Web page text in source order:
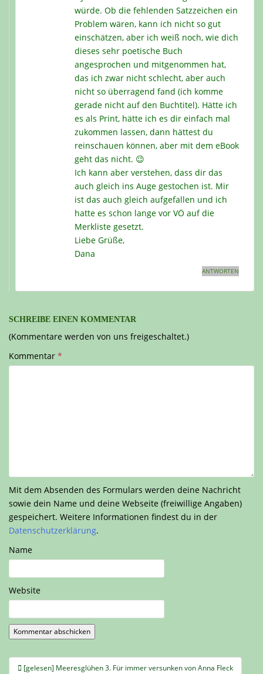
würde. Ob die fehlenden Satzzeichen ein
Problem wären, kann ich nicht so gut
einschätzen, aber ich weiß noch, wie dich
dieses sehr poetische Buch
angesprochen und mitgenommen hat,
das ich zwar nicht schlecht, aber auch
nicht so überragend fand (ich komme
gerade nicht auf den Buchtitel). Hätte ich
es als Print, hätte ich es dir einfach mal
zukommen lassen, dann hättest du
reinschauen können, aber mit dem eBook
geht das nicht. 😉
Ich kann aber verstehen, dass dir das
auch gleich ins Auge gestochen ist. Mir
ist das auch gleich aufgefallen und ich
hatte es schon lange vor VÖ auf die
Merkliste gesetzt.
Liebe Grüße,
Dana
ANTWORTEN
SCHREIBE EINEN KOMMENTAR
(Kommentare werden von uns freigeschaltet.)
Kommentar *
Mit dem Absenden des Formulars werden deine Nachricht
sowie dein Name und deine Webseite (freiwillige Angaben)
gespeichert. Weitere Informationen findest du in der
Datenschutzerklärung.
Name
Website
Beitragsnavigation
[gelesen] Meeresglühen 3. Für immer versunken von Anna Fleck